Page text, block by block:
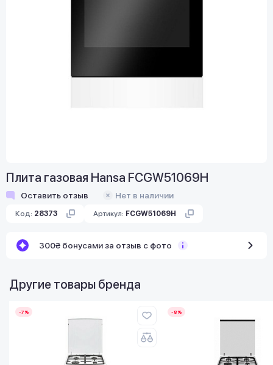
Плита газовая Hansa FCGW51069H
Оставить отзыв Нет в наличии
Код: 28373 Артикул: FCGW51069H
300₴ бонусами за отзыв с фото
Другие товары бренда
-7% -8%